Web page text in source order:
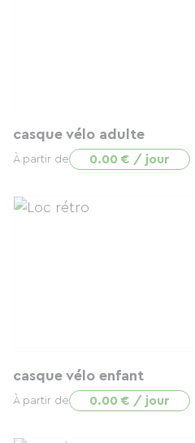
casque vélo adulte
À partir de 0.00 € / jour
casque vélo enfant
À partir de 0.00 € / jour